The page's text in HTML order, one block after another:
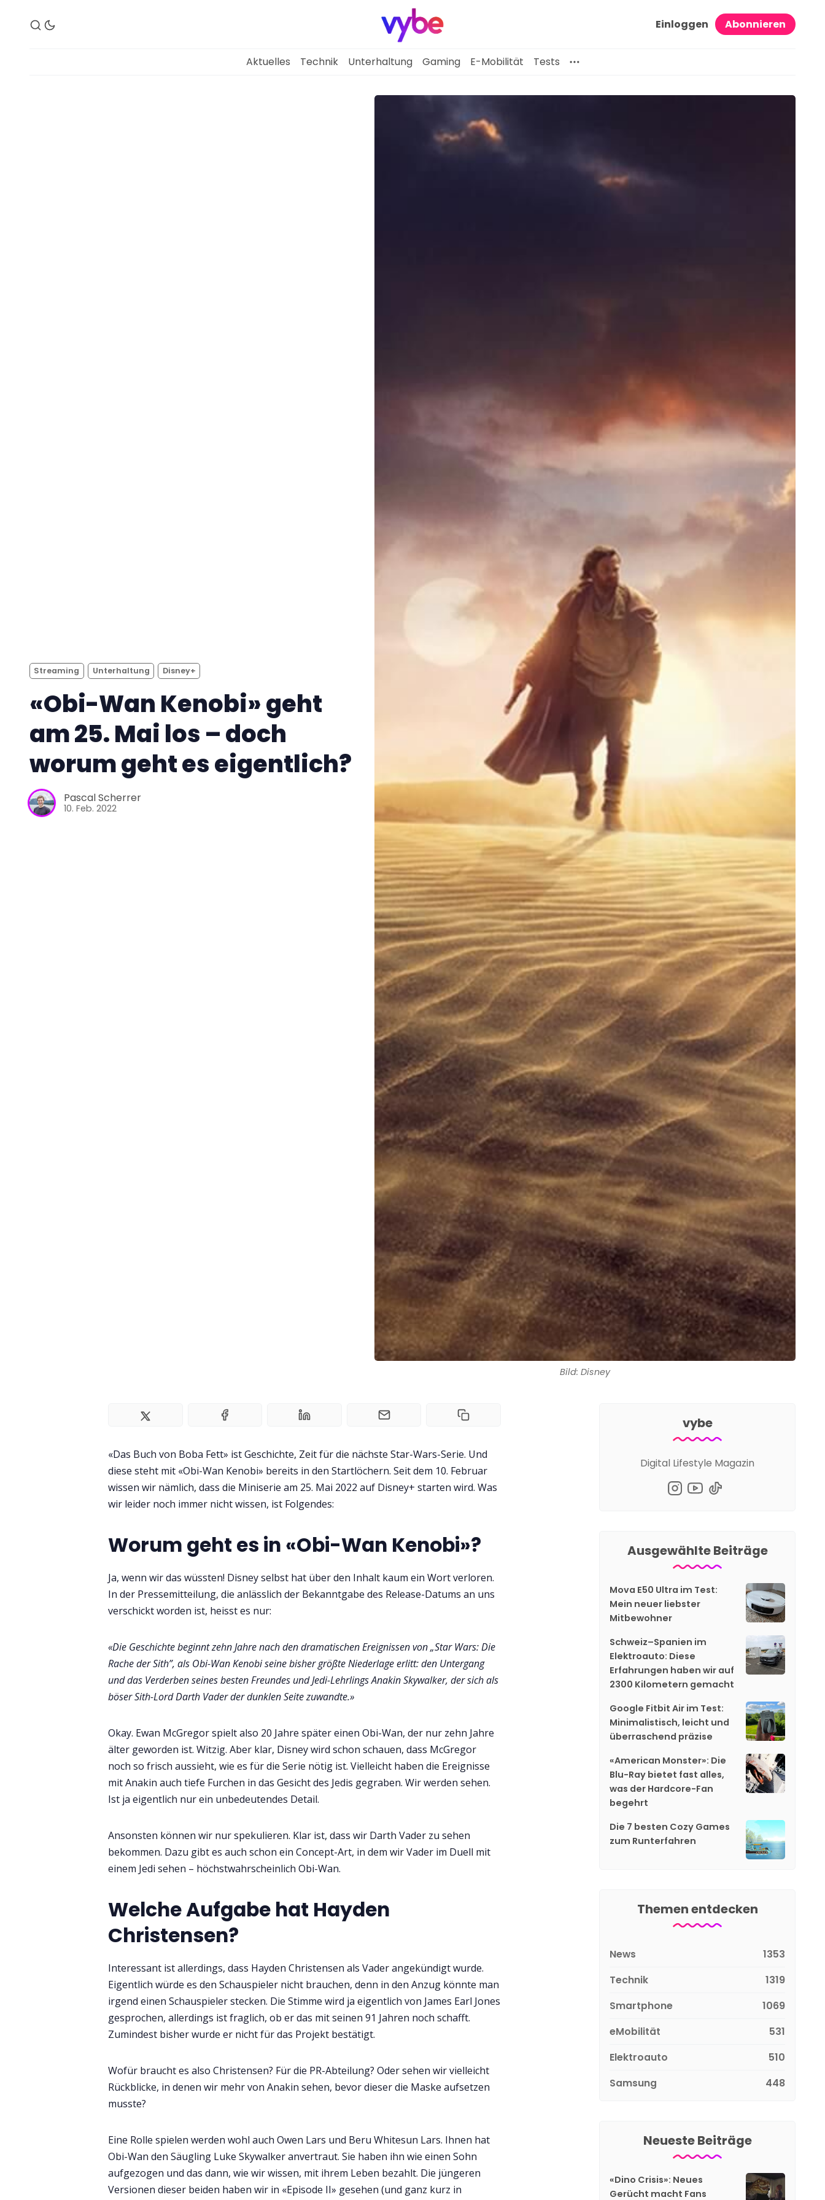
Einloggen Abonnieren
Aktuelles Technik Unterhaltung Gaming E-Mobilität Tests
Bild: Disney
Streaming Unterhaltung Disney+
«Obi-Wan Kenobi» geht
am 25. Mai los – doch
worum geht es eigentlich?
Pascal Scherrer
10. Feb. 2022
«Das Buch von Boba Fett» ist Geschichte, Zeit für die nächste Star-Wars-Serie. Und
diese steht mit «Obi-Wan Kenobi» bereits in den Startlöchern. Seit dem 10. Februar
wissen wir nämlich, dass die Miniserie am 25. Mai 2022 auf Disney+ starten wird. Was
wir leider noch immer nicht wissen, ist Folgendes:
Worum geht es in «Obi-Wan Kenobi»?
Ja, wenn wir das wüssten! Disney selbst hat über den Inhalt kaum ein Wort verloren.
In der Pressemitteilung, die anlässlich der Bekanntgabe des Release-Datums an uns
verschickt worden ist, heisst es nur:
«Die Geschichte beginnt zehn Jahre nach den dramatischen Ereignissen von „Star Wars: Die
Rache der Sith”, als Obi-Wan Kenobi seine bisher größte Niederlage erlitt: den Untergang
und das Verderben seines besten Freundes und Jedi-Lehrlings Anakin Skywalker, der sich als
böser Sith-Lord Darth Vader der dunklen Seite zuwandte.»
Okay. Ewan McGregor spielt also 20 Jahre später einen Obi-Wan, der nur zehn Jahre
älter geworden ist. Witzig. Aber klar, Disney wird schon schauen, dass McGregor
noch so frisch aussieht, wie es für die Serie nötig ist. Vielleicht haben die Ereignisse
mit Anakin auch tiefe Furchen in das Gesicht des Jedis gegraben. Wir werden sehen.
Ist ja eigentlich nur ein unbedeutendes Detail.
Ansonsten können wir nur spekulieren. Klar ist, dass wir Darth Vader zu sehen
bekommen. Dazu gibt es auch schon ein Concept-Art, in dem wir Vader im Duell mit
einem Jedi sehen – höchstwahrscheinlich Obi-Wan.
Welche Aufgabe hat Hayden
Christensen?
Interessant ist allerdings, dass Hayden Christensen als Vader angekündigt wurde.
Eigentlich würde es den Schauspieler nicht brauchen, denn in den Anzug könnte man
irgend einen Schauspieler stecken. Die Stimme wird ja eigentlich von James Earl Jones
gesprochen, allerdings ist fraglich, ob er das mit seinen 91 Jahren noch schafft.
Zumindest bisher wurde er nicht für das Projekt bestätigt.
Wofür braucht es also Christensen? Für die PR-Abteilung? Oder sehen wir vielleicht
Rückblicke, in denen wir mehr von Anakin sehen, bevor dieser die Maske aufsetzen
musste?
Eine Rolle spielen werden wohl auch Owen Lars und Beru Whitesun Lars. Ihnen hat
Obi-Wan den Säugling Luke Skywalker anvertraut. Sie haben ihn wie einen Sohn
aufgezogen und das dann, wie wir wissen, mit ihrem Leben bezahlt. Die jüngeren
Versionen dieser beiden haben wir in «Episode II» gesehen (und ganz kurz in
vybe
Digital Lifestyle Magazin
Ausgewählte Beiträge
Mova E50 Ultra im Test:
Mein neuer liebster
Mitbewohner
Schweiz–Spanien im
Elektroauto: Diese
Erfahrungen haben wir auf
2300 Kilometern gemacht
Google Fitbit Air im Test:
Minimalistisch, leicht und
überraschend präzise
«American Monster»: Die
Blu-Ray bietet fast alles,
was der Hardcore-Fan
begehrt
Die 7 besten Cozy Games
zum Runterfahren
Themen entdecken
News
1353
Technik
1319
Smartphone
1069
eMobilität
531
Elektroauto
510
Samsung
448
Neueste Beiträge
«Dino Crisis»: Neues
Gerücht macht Fans